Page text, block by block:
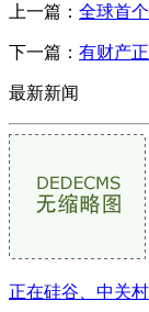
上一篇： 全球首
下一篇： 有财产
最新新闻
正在硅谷、中关村